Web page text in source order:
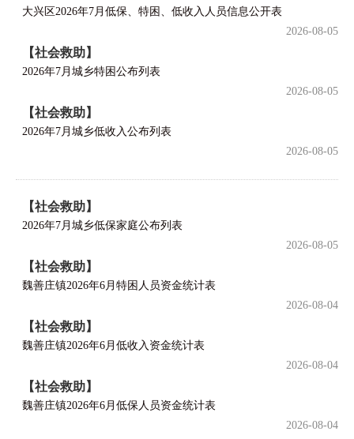
大兴区2026年7月低保、特困、低收入人员信息公开表
2026-08-05
【社会救助】
2026年7月城乡特困公布列表
2026-08-05
【社会救助】
2026年7月城乡低收入公布列表
2026-08-05
【社会救助】
2026年7月城乡低保家庭公布列表
2026-08-05
【社会救助】
魏善庄镇2026年6月特困人员资金统计表
2026-08-04
【社会救助】
魏善庄镇2026年6月低收入资金统计表
2026-08-04
【社会救助】
魏善庄镇2026年6月低保人员资金统计表
2026-08-04